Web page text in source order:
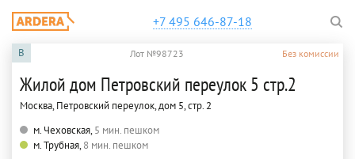
+7 495 646-87-18
B Лот №98723 Без комиссии
Жилой дом Петровский переулок 5 стр.2
Москва, Петровский переулок, дом 5, стр. 2
м. Чеховская,5 мин. пешком
м. Трубная,8 мин. пешком